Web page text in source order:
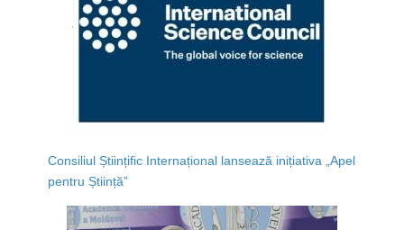
Consiliul Științific Internațional lansează inițiativa „Apel
pentru Știință”